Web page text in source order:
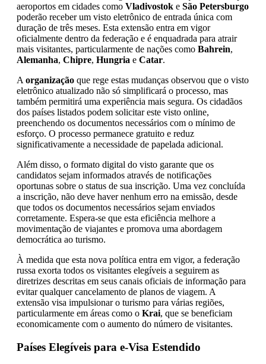
aeroportos em cidades como Vladivostok e São Petersburgo
poderão receber um visto eletrônico de entrada única com
duração de três meses. Esta extensão entra em vigor
oficialmente dentro da federação e é enquadrada para atrair
mais visitantes, particularmente de nações como Bahrein,
Alemanha, Chipre, Hungria e Catar.
A organização que rege estas mudanças observou que o visto
eletrônico atualizado não só simplificará o processo, mas
também permitirá uma experiência mais segura. Os cidadãos
dos países listados podem solicitar este visto online,
preenchendo os documentos necessários com o mínimo de
esforço. O processo permanece gratuito e reduz
significativamente a necessidade de papelada adicional.
Além disso, o formato digital do visto garante que os
candidatos sejam informados através de notificações
oportunas sobre o status de sua inscrição. Uma vez concluída
a inscrição, não deve haver nenhum erro na emissão, desde
que todos os documentos necessários sejam enviados
corretamente. Espera-se que esta eficiência melhore a
movimentação de viajantes e promova uma abordagem
democrática ao turismo.
À medida que esta nova política entra em vigor, a federação
russa exorta todos os visitantes elegíveis a seguirem as
diretrizes descritas em seus canais oficiais de informação para
evitar qualquer cancelamento de planos de viagem. A
extensão visa impulsionar o turismo para várias regiões,
particularmente em áreas como o Krai, que se beneficiam
economicamente com o aumento do número de visitantes.
Países Elegíveis para e-Visa Estendido